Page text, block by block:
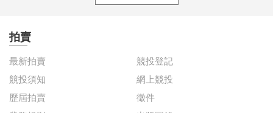
拍賣
最新拍賣
競投登記
競投須知
網上競投
歷屆拍賣
徵件